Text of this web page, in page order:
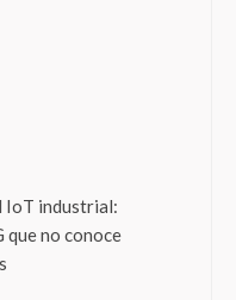
IoT industrial:
no conoce